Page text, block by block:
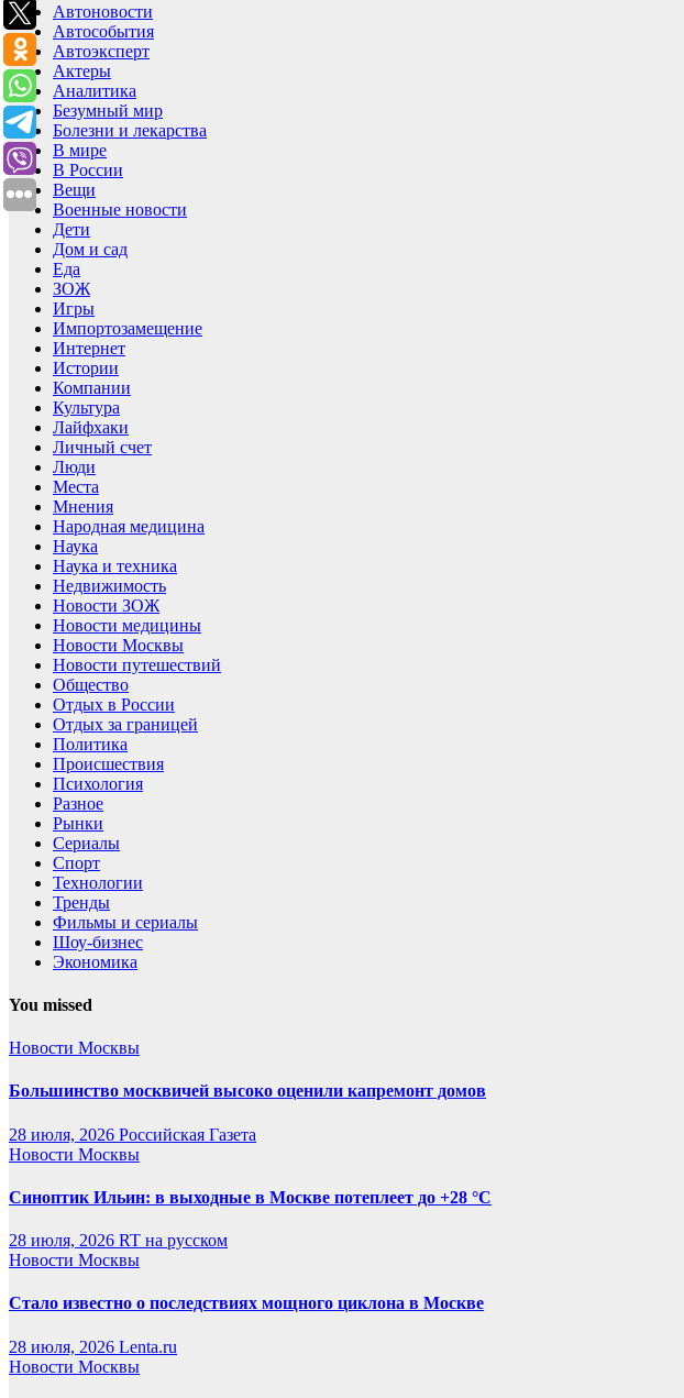
Автоновости
Автособытия
Автоэксперт
Актеры
Аналитика
Безумный мир
Болезни и лекарства
В мире
В России
Вещи
Военные новости
Дети
Дом и сад
Еда
ЗОЖ
Игры
Импортозамещение
Интернет
Истории
Компании
Культура
Лайфхаки
Личный счет
Люди
Места
Мнения
Народная медицина
Наука
Наука и техника
Недвижимость
Новости ЗОЖ
Новости медицины
Новости Москвы
Новости путешествий
Общество
Отдых в России
Отдых за границей
Политика
Происшествия
Психология
Разное
Рынки
Сериалы
Спорт
Технологии
Тренды
Фильмы и сериалы
Шоу-бизнес
Экономика
You missed
Новости Москвы
Большинство москвичей высоко оценили капремонт домов
28 июля, 2026 Российская Газета
Новости Москвы
Синоптик Ильин: в выходные в Москве потеплеет до +28 °C
28 июля, 2026 RT на русском
Новости Москвы
Стало известно о последствиях мощного циклона в Москве
28 июля, 2026 Lenta.ru
Новости Москвы